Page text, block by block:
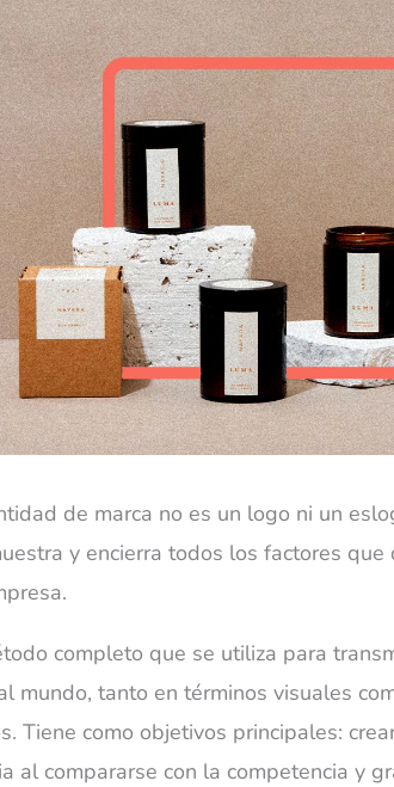
de marca no es un logo ni un
y encierra todos los factores
completo que se utiliza para
mundo, tanto en términos visuales
Tiene como objetivos principales:
al compararse con la competencia y